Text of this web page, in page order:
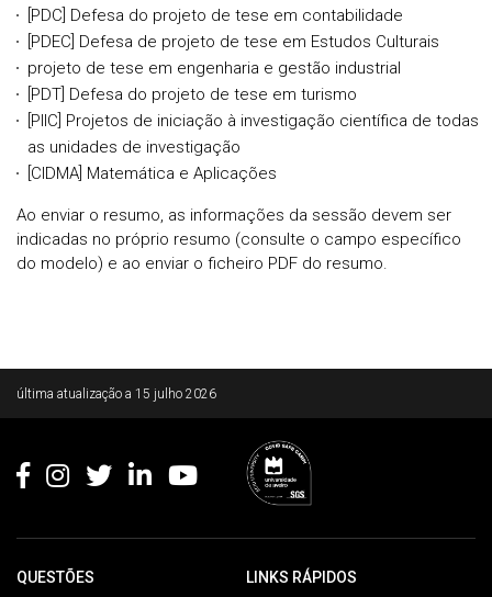
[PDC] Defesa do projeto de tese em contabilidade
[PDEC] Defesa de projeto de tese em Estudos Culturais
projeto de tese em engenharia e gestão industrial
[PDT] Defesa do projeto de tese em turismo
[PIIC] Projetos de iniciação à investigação científica de todas
as unidades de investigação
[CIDMA] Matemática e Aplicações
Ao enviar o resumo, as informações da sessão devem ser
indicadas no próprio resumo (consulte o campo específico
do modelo) e ao enviar o ficheiro PDF do resumo.
última atualização a 15 julho 2026
QUESTÕES LINKS RÁPIDOS